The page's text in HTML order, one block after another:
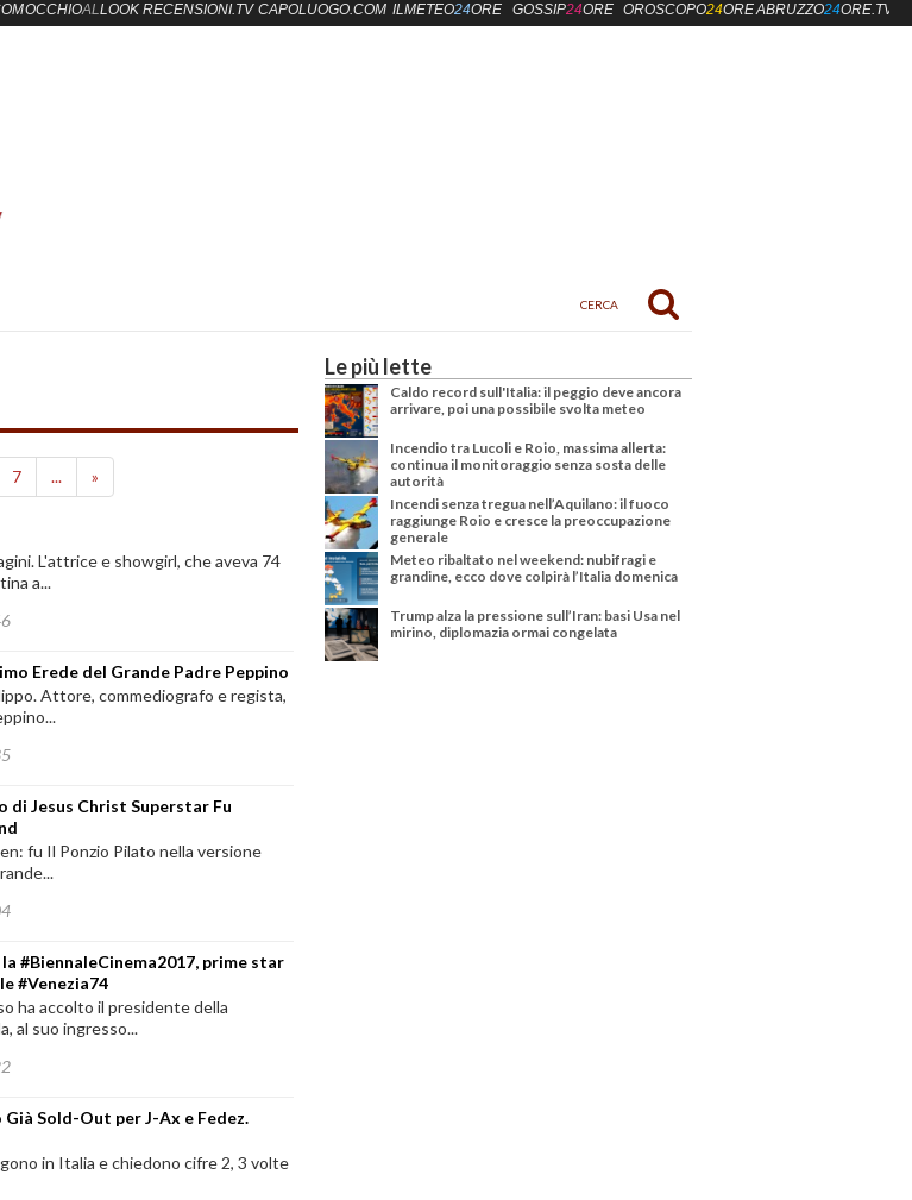
7 ... »
L'attrice e showgirl, che aveva 74
a...
Erede del Grande Padre Peppino
Attore, commediografo e regista,
di Jesus Christ Superstar Fu
fu Il Ponzio Pilato nella versione
#BiennaleCinema2017, prime star
#Venezia74
ha accolto il presidente della
al suo ingresso...
Sold-Out per J-Ax e Fedez.
in Italia e chiedono cifre 2, 3 volte
Le più lette
Caldo record sull'Italia: il peggio deve ancora
arrivare, poi una possibile svolta meteo
Incendio tra Lucoli e Roio, massima allerta:
continua il monitoraggio senza sosta delle
autorità
Incendi senza tregua nell’Aquilano: il fuoco
raggiunge Roio e cresce la preoccupazione
generale
Meteo ribaltato nel weekend: nubifragi e
grandine, ecco dove colpirà l’Italia domenica
Trump alza la pressione sull’Iran: basi Usa nel
mirino, diplomazia ormai congelata
OCCHIOALLOOK RECENSIONI.TV CAPOLUOGO.COM ILMETEO24ORE GOSSIP24ORE OROSCOPO24OREABRUZZO24ORE.TV